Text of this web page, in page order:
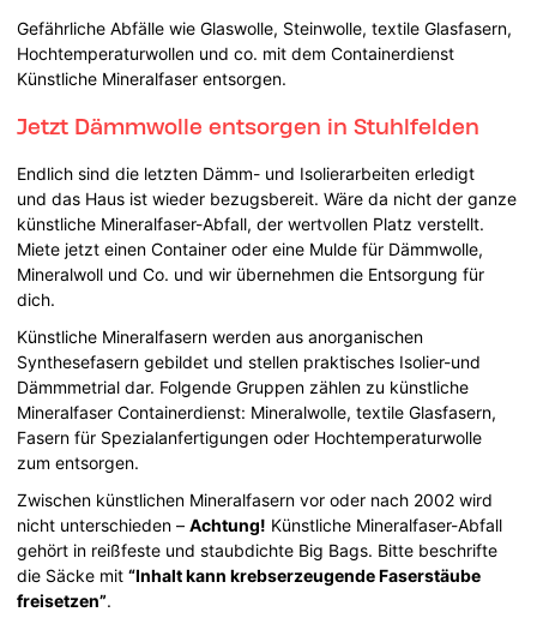
Gefährliche Abfälle wie Glaswolle, Steinwolle, textile Glasfasern,
Hochtemperaturwollen und co. mit dem Containerdienst
Künstliche Mineralfaser entsorgen.
Jetzt Dämmwolle entsorgen in Stuhlfelden
Endlich sind die letzten Dämm- und Isolierarbeiten erledigt
und das Haus ist wieder bezugsbereit. Wäre da nicht der ganze
künstliche Mineralfaser-Abfall, der wertvollen Platz verstellt.
Miete jetzt einen Container oder eine Mulde für Dämmwolle,
Mineralwoll und Co. und wir übernehmen die Entsorgung für
dich.
Künstliche Mineralfasern werden aus anorganischen
Synthesefasern gebildet und stellen praktisches Isolier-und
Dämmmetrial dar. Folgende Gruppen zählen zu künstliche
Mineralfaser Containerdienst: Mineralwolle, textile Glasfasern,
Fasern für Spezialanfertigungen oder Hochtemperaturwolle
zum entsorgen.
Zwischen künstlichen Mineralfasern vor oder nach 2002 wird
nicht unterschieden –Achtung! Künstliche Mineralfaser-Abfall
gehört in reißfeste und staubdichte Big Bags. Bitte beschrifte
die Säcke mit“Inhalt kann krebserzeugende Faserstäube
freisetzen”.